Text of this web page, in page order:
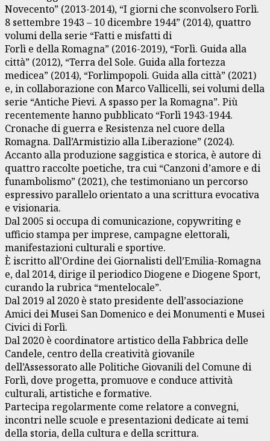
Novecento” (2013-2014), “I giorni che sconvolsero Forlì.
8 settembre 1943 – 10 dicembre 1944” (2014), quattro
volumi della serie “Fatti e misfatti di
Forlì e della Romagna” (2016-2019), “Forlì. Guida alla
città” (2012), “Terra del Sole. Guida alla fortezza
medicea” (2014), “Forlimpopoli. Guida alla città” (2021)
e, in collaborazione con Marco Vallicelli, sei volumi della
serie “Antiche Pievi. A spasso per la Romagna”. Più
recentemente hanno pubblicato “Forlì 1943-1944.
Cronache di guerra e Resistenza nel cuore della
Romagna. Dall’Armistizio alla Liberazione” (2024).
Accanto alla produzione saggistica e storica, è autore di
quattro raccolte poetiche, tra cui “Canzoni d’amore e di
funambolismo” (2021), che testimoniano un percorso
espressivo parallelo orientato a una scrittura evocativa
e visionaria.
Dal 2005 si occupa di comunicazione, copywriting e
ufficio stampa per imprese, campagne elettorali,
manifestazioni culturali e sportive.
È iscritto all’Ordine dei Giornalisti dell’Emilia-Romagna
e, dal 2014, dirige il periodico Diogene e Diogene Sport,
curando la rubrica “mentelocale”.
Dal 2019 al 2020 è stato presidente dell’associazione
Amici dei Musei San Domenico e dei Monumenti e Musei
Civici di Forlì.
Dal 2020 è coordinatore artistico della Fabbrica delle
Candele, centro della creatività giovanile
dell’Assessorato alle Politiche Giovanili del Comune di
Forlì, dove progetta, promuove e conduce attività
culturali, artistiche e formative.
Partecipa regolarmente come relatore a convegni,
incontri nelle scuole e presentazioni dedicate ai temi
della storia, della cultura e della scrittura.